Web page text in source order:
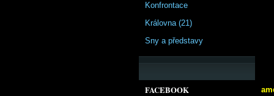
Konfrontace
Královna (21)
Sny a představy
FACEBOOK